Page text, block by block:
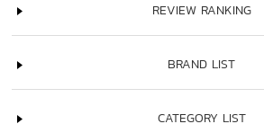
REVIEW RANKING
BRAND LIST
CATEGORY LIST